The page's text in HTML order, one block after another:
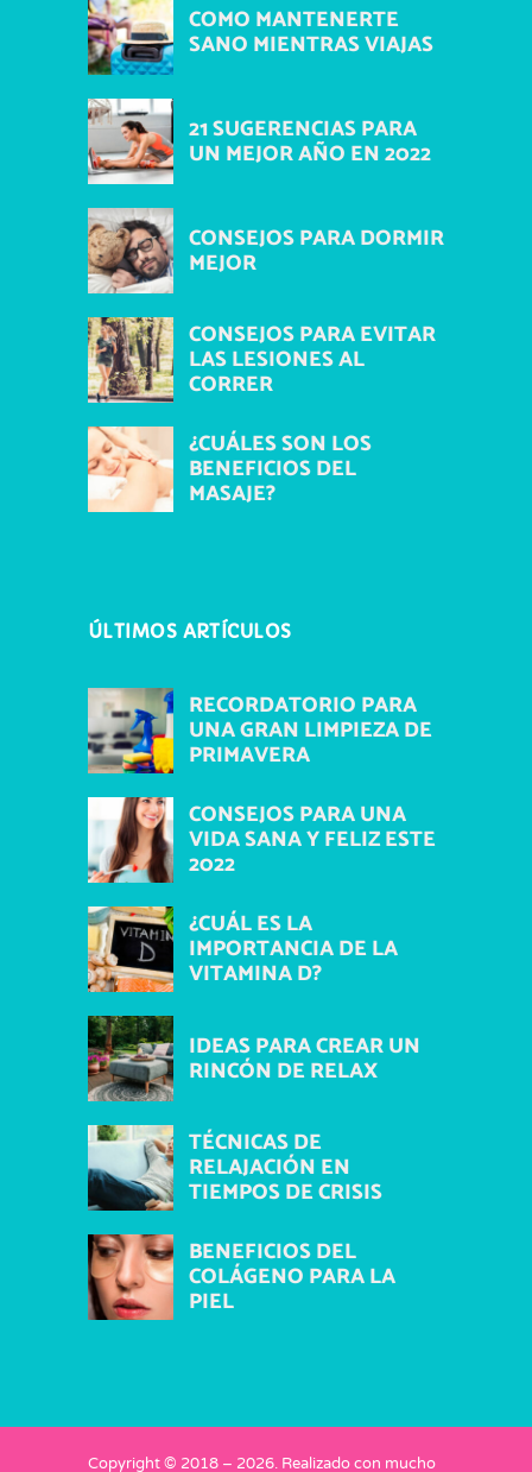
COMO MANTENERTE
SANO MIENTRAS VIAJAS
21 SUGERENCIAS PARA
UN MEJOR AÑO EN 2022
CONSEJOS PARA DORMIR
MEJOR
CONSEJOS PARA EVITAR
LAS LESIONES AL
CORRER
¿CUÁLES SON LOS
BENEFICIOS DEL
MASAJE?
ÚLTIMOS ARTÍCULOS
RECORDATORIO PARA
UNA GRAN LIMPIEZA DE
PRIMAVERA
CONSEJOS PARA UNA
VIDA SANA Y FELIZ ESTE
2022
¿CUÁL ES LA
IMPORTANCIA DE LA
VITAMINA D?
IDEAS PARA CREAR UN
RINCÓN DE RELAX
TÉCNICAS DE
RELAJACIÓN EN
TIEMPOS DE CRISIS
BENEFICIOS DEL
COLÁGENO PARA LA
PIEL
Copyright © 2018 – 2026. Realizado con mucho